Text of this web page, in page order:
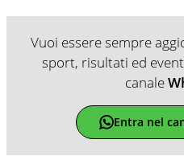
Vuoi essere sempre
sport, risultati ed
canale
Entra nel